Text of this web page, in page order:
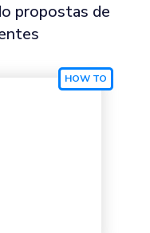
propostas de